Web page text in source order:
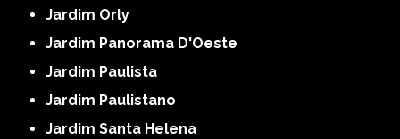
Jardim Orly
Jardim Panorama D'Oeste
Jardim Paulista
Jardim Paulistano
Jardim Santa Helena